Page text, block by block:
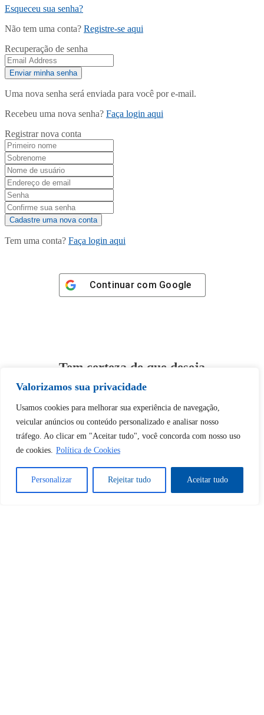
Valorizamos sua privacidade
Usamos cookies para melhorar sua experiência de navegação,
veicular anúncios ou conteúdo personalizado e analisar nosso
tráfego. Ao clicar em "Aceitar tudo", você concorda com nosso uso
de cookies. Política de Cookies
Personalizar Rejeitar tudo Aceitar tudo
Esqueceu sua senha?
Não tem uma conta? Registre-se aqui
Recuperação de senha
Uma nova senha será enviada para você por e-mail.
Recebeu uma nova senha? Faça login aqui
Registrar nova conta
Tem uma conta? Faça login aqui
Continuar com Google
Tem certeza de que deseja
desbloquear esta publicação?
Desbloquear esquerda : 0
Sim